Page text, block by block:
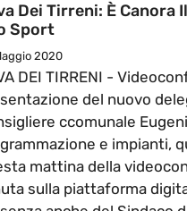
Dei Tirreni: È Canora
Sport
2020
DEI TIRRENI -
del nuovo
ccomunale
e impianti,
mattina della
sulla piattaforma